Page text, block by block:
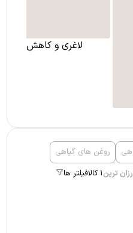
لاغری و کاهش وزن
روغن های گیاهی
ترین1 کالا فیلتر ها